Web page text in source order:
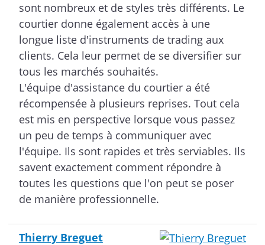
sont nombreux et de styles très différents. Le
courtier donne également accès à une
longue liste d'instruments de trading aux
clients. Cela leur permet de se diversifier sur
tous les marchés souhaités.
L'équipe d'assistance du courtier a été
récompensée à plusieurs reprises. Tout cela
est mis en perspective lorsque vous passez
un peu de temps à communiquer avec
l'équipe. Ils sont rapides et très serviables. Ils
savent exactement comment répondre à
toutes les questions que l'on peut se poser
de manière professionnelle.
Thierry Breguet